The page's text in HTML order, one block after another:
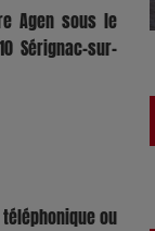
Agen sous le
Sérignac-sur-
ou